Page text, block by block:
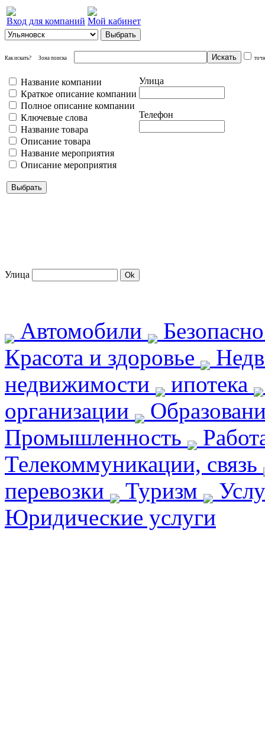
Вход для компаний Мой кабинет
Как искать? Зона поиска
Название компании
Краткое описание компании
Полное описание компании
Ключевые слова
Название товара
Описание товара
Название мероприятия
Описание мероприятия
Улица
Телефон
Улица
Автомобили
Красота и здоровье
недвижимости
ипотека
организации
Промышленность
Телекоммуникации, связь
перевозки
Туризм
Юридические услуги